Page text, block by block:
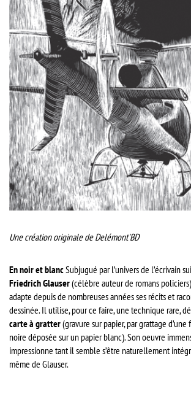
Une création originale de Delémont'BD
En noir et blancSubjugué par l’univers de l’écrivain
Friedrich Glauser(célèbre auteur de romans policiers)
adapte depuis de nombreuses années ses récits et
dessinée. Il utilise, pour ce faire, une technique rare,
carte à gratter(gravure sur papier, par grattage
noire déposée sur un papier blanc). Son oeuvre
impressionne tant il semble s’être naturellement
même de Glauser.